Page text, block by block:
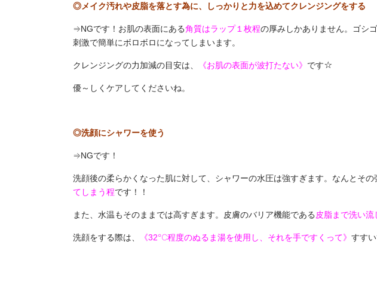
◎メイク汚れや皮脂を落とす為に、しっかりと力を込めてクレンジングをする
⇒NGです！お肌の表面にある角質はラップ１枚程の厚みしかありません。ゴシ
刺激で簡単にボロボロになってしまいます。
クレンジングの力加減の目安は、 《お肌の表面が波打たない》 です☆
優～しくケアしてくださいね。
◎洗顔にシャワーを使う
⇒NGです！
洗顔後の柔らかくなった肌に対して、シャワーの水圧は強すぎます。なんとその
てしまう程です！！
また、水温もそのままでは高すぎます。皮膚のバリア機能である皮脂まで洗い流
洗顔をする際は、 《32℃程度のぬるま湯を使用し、それを手ですくって》 すす